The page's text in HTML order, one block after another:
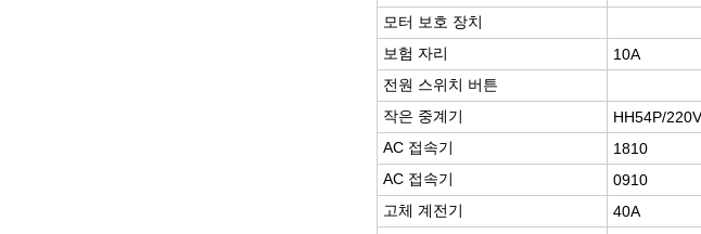
모터 보호 장치
보험 자리
10A
전원 스위치 버튼
작은 중계기
HH54P/220V
AC 접속기
1810
AC 접속기
0910
고체 계전기
40A